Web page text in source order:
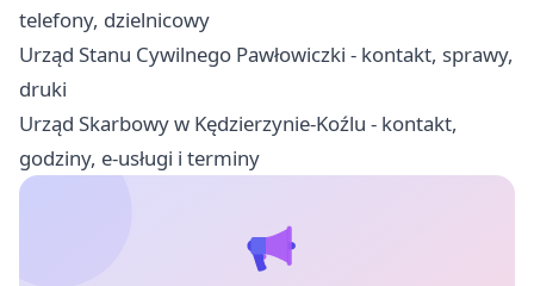
telefony, dzielnicowy
Urząd Stanu Cywilnego Pawłowiczki - kontakt, sprawy,
druki
Urząd Skarbowy w Kędzierzynie-Koźlu - kontakt,
godziny, e-usługi i terminy